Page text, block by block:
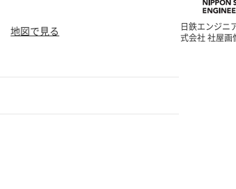
地図で見る
日鉄エンジニ
式会社 社屋画